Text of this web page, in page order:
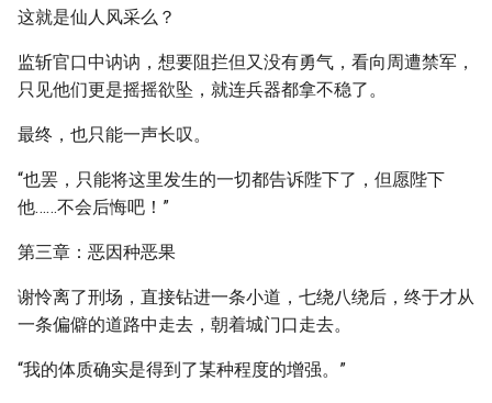
这就是仙人风采么？
监斩官口中讷讷，想要阻拦但又没有勇气，看向周遭禁军，
只见他们更是摇摇欲坠，就连兵器都拿不稳了。
最终，也只能一声长叹。
“也罢，只能将这里发生的一切都告诉陛下了，但愿陛下
他……不会后悔吧！”
第三章：恶因种恶果
谢怜离了刑场，直接钻进一条小道，七绕八绕后，终于才从
一条偏僻的道路中走去，朝着城门口走去。
“我的体质确实是得到了某种程度的增强。”